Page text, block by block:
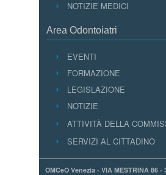
NOTIZIE MEDICI
Area Odontoiatri
EVENTI
FORMAZIONE
LEGISLAZIONE
NOTIZIE
ATTIVITÀ DELLA
SERVIZI AL CITTADINO
OMCeO Venezia - VIA MESTRINA 86 -